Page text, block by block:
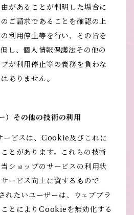
があることが判明した場合に
ご請求であることを確認の上
利用停止等を行い、その旨を
し、個人情報保護法その他の
が利用停止等の義務を負わな
ありません。
その他の技術の利用
ービスは、Cookie及びこれに
とがあります。これらの技術
ショップのサービスの利用状
ービス向上に資するもので
たいユーザーは、ウェブブラ
とによりCookieを無効化する